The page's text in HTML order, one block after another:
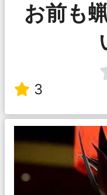
お前も
3